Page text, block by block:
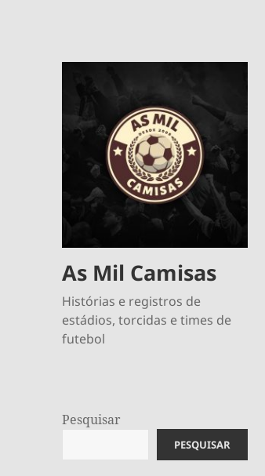
As Mil Camisas
Histórias e registros de
estádios, torcidas e times de
futebol
Pesquisar
PESQUISAR